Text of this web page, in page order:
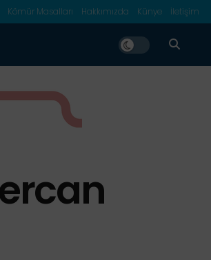
Kömür Masalları Hakkımızda Künye İletişim